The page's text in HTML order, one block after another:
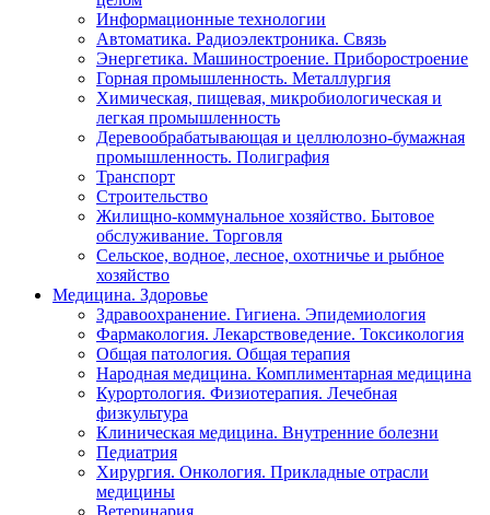
Информационные технологии
Автоматика. Радиоэлектроника. Связь
Энергетика. Машиностроение. Приборостроение
Горная промышленность. Металлургия
Химическая, пищевая, микробиологическая и
легкая промышленность
Деревообрабатывающая и целлюлозно-бумажная
промышленность. Полиграфия
Транспорт
Строительство
Жилищно-коммунальное хозяйство. Бытовое
обслуживание. Торговля
Сельское, водное, лесное, охотничье и рыбное
хозяйство
Медицина. Здоровье
Здравоохранение. Гигиена. Эпидемиология
Фармакология. Лекарствоведение. Токсикология
Общая патология. Общая терапия
Народная медицина. Комплиментарная медицина
Курортология. Физиотерапия. Лечебная
физкультура
Клиническая медицина. Внутренние болезни
Педиатрия
Хирургия. Онкология. Прикладные отрасли
медицины
Ветеринария